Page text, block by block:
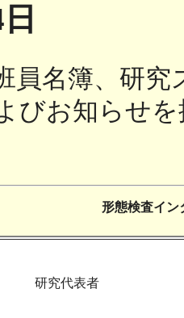
員名簿、研
びお知らせ
形態検査イン
研究代表者